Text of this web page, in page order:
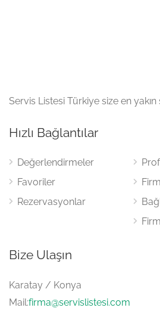
Servis Listesi Türkiye size en yakın
Hızlı Bağlantılar
Değerlendirmeler
Favoriler
Rezervasyonlar
Bize Ulaşın
Karatay / Konya
Mail:firma@servislistesi.com